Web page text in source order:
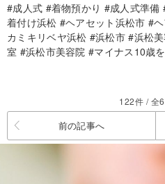
#成人式 #着物預かり #成人式準
着付け浜松 #ヘアセット浜松市 #
カミキリベヤ浜松 #浜松市 #浜松
室 #浜松市美容院 #マイナス10歳
122件 / 全
前の記事へ